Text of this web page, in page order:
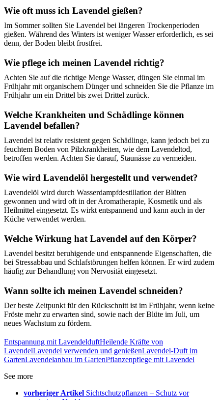
Wie oft muss ich Lavendel gießen?
Im Sommer sollten Sie Lavendel bei längeren Trockenperioden
gießen. Während des Winters ist weniger Wasser erforderlich, es sei
denn, der Boden bleibt frostfrei.
Wie pflege ich meinen Lavendel richtig?
Achten Sie auf die richtige Menge Wasser, düngen Sie einmal im
Frühjahr mit organischem Dünger und schneiden Sie die Pflanze im
Frühjahr um ein Drittel bis zwei Drittel zurück.
Welche Krankheiten und Schädlinge können
Lavendel befallen?
Lavendel ist relativ resistent gegen Schädlinge, kann jedoch bei zu
feuchtem Boden von Pilzkrankheiten, wie dem Lavendeltod,
betroffen werden. Achten Sie darauf, Staunässe zu vermeiden.
Wie wird Lavendelöl hergestellt und verwendet?
Lavendelöl wird durch Wasserdampfdestillation der Blüten
gewonnen und wird oft in der Aromatherapie, Kosmetik und als
Heilmittel eingesetzt. Es wirkt entspannend und kann auch in der
Küche verwendet werden.
Welche Wirkung hat Lavendel auf den Körper?
Lavendel besitzt beruhigende und entspannende Eigenschaften, die
bei Stressabbau und Schlafstörungen helfen können. Er wird zudem
häufig zur Behandlung von Nervosität eingesetzt.
Wann sollte ich meinen Lavendel schneiden?
Der beste Zeitpunkt für den Rückschnitt ist im Frühjahr, wenn keine
Fröste mehr zu erwarten sind, sowie nach der Blüte im Juli, um
neues Wachstum zu fördern.
Entspannung mit LavendelduftHeilende Kräfte von
LavendelLavendel verwenden und genießenLavendel-Duft im
GartenLavendelanbau im GartenPflanzenpflege mit Lavendel
See more
vorheriger Artikel Sichtschutzpflanzen – Schutz vor